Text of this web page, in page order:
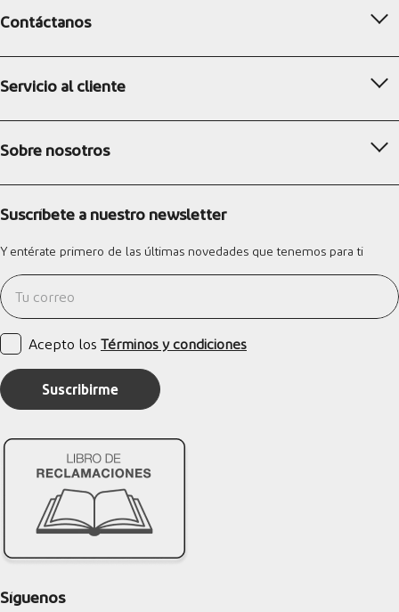
Contáctanos
Servicio al cliente
Sobre nosotros
Suscríbete a nuestro newsletter
Y entérate primero de las últimas novedades que tenemos para ti
Acepto los Términos y condiciones
Suscribirme
Síguenos